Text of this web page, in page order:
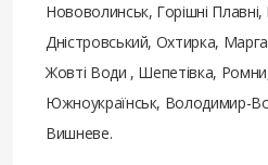
Нововолинськ, Горішні Плавні,
Дністровський, Охтирка,
Жовті Води , Шепетівка,
Южноукраїнськ, Володимир-
Вишневе.